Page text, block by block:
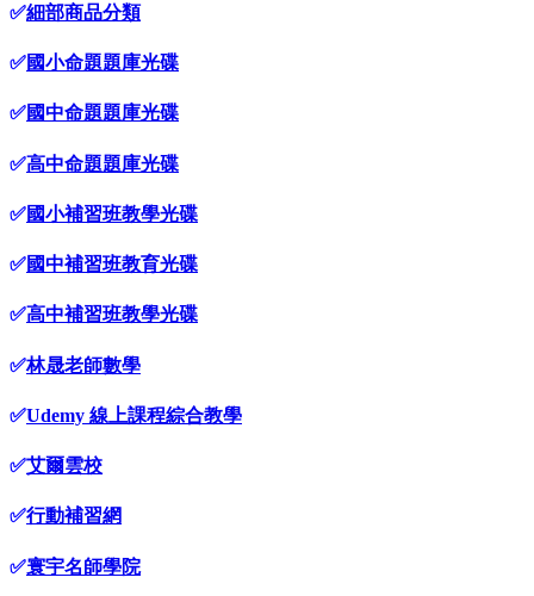
✅細部商品分類
✅國小命題題庫光碟
✅國中命題題庫光碟
✅高中命題題庫光碟
✅國小補習班教學光碟
✅國中補習班教育光碟
✅高中補習班教學光碟
✅林晟老師數學
✅Udemy 線上課程綜合教學
✅艾爾雲校
✅行動補習網
✅寰宇名師學院